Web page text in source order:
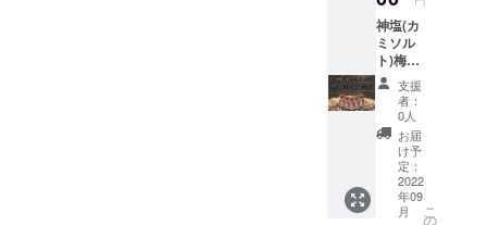
レーン
にスパ
イシー
さと出
汁感を
プラス
焼きそ
ば、ゆ
で卵、
整え調
味料と
して炒
め物に
神塩(カ
ミソル
ト)梅し
そスパ
イス5本
セッ
ト ※ア
レルゲ
ン胡
麻 主
原料の
原産国
支援
者：
0人
お届
け予
定：
2022
年09
月
こ
の